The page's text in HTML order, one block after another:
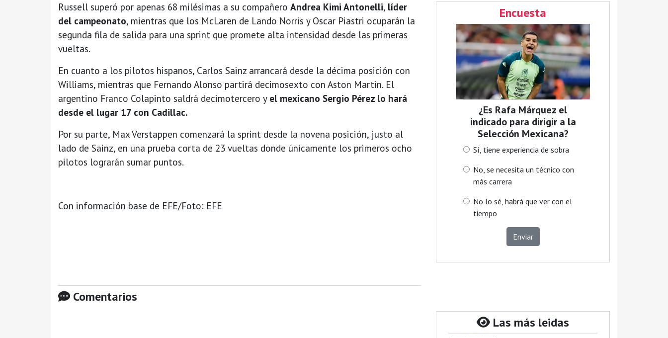
Russell superó por apenas 68 milésimas a su compañero Andrea Kimi Antonelli, líder
del campeonato, mientras que los McLaren de Lando Norris y Oscar Piastri ocuparán la
segunda fila de salida para una sprint que promete alta intensidad desde las primeras
vueltas.
En cuanto a los pilotos hispanos, Carlos Sainz arrancará desde la décima posición con
Williams, mientras que Fernando Alonso partirá decimosexto con Aston Martin. El
argentino Franco Colapinto saldrá decimotercero y el mexicano Sergio Pérez lo hará
desde el lugar 17 con Cadillac.
Por su parte, Max Verstappen comenzará la sprint desde la novena posición, justo al
lado de Sainz, en una prueba corta de 23 vueltas donde únicamente los primeros ocho
pilotos lograrán sumar puntos.
Con información base de EFE/Foto: EFE
Comentarios
Encuesta
¿Es Rafa Márquez el
indicado para dirigir a la
Selección Mexicana?
Sí, tiene experiencia de sobra
No, se necesita un técnico con
más carrera
No lo sé, habrá que ver con el
tiempo
Enviar
Las más leidas